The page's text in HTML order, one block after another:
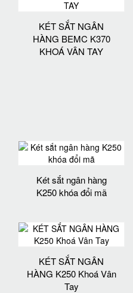
KÉT SẮT NGÂN
HÀNG BEMC K370
KHOÁ VÂN TAY
Két sắt ngân hàng
K250 khóa đổi mã
KÉT SẮT NGÂN
HÀNG K250 Khoá Vân
Tay